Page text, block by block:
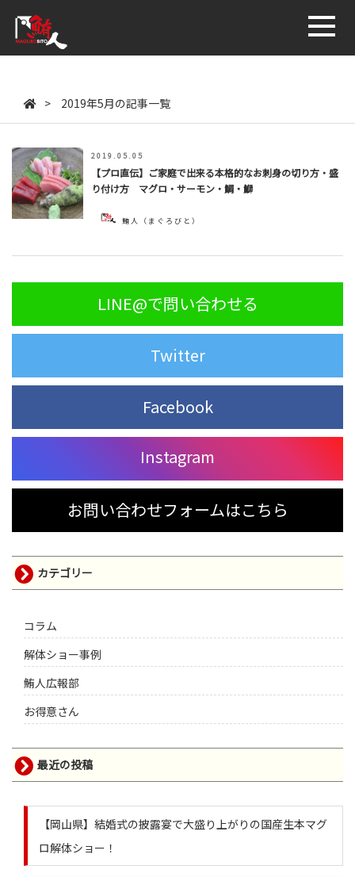
> 2019年5月の記事一覧
2019.05.05
【プロ直伝】ご家庭で出来る本格的なお刺身の切り方・盛
り付け方 マグロ・サーモン・鯛・鰤
鮪人（まぐろびと）
LINE@で問い合わせる
Twitter
Facebook
Instagram
お問い合わせフォームはこちら
カテゴリー
コラム
解体ショー事例
鮪人広報部
お得意さん
最近の投稿
【岡山県】結婚式の披露宴で大盛り上がりの国産生本マグ
ロ解体ショー！